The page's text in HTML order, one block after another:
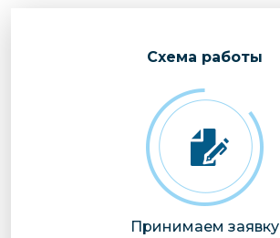
Cхема работы
Принимаем заявку